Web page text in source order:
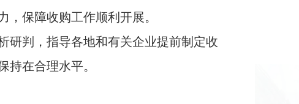
保障收购工作顺利开展。
研判，指导各地和有关企业提前制定收
持在合理水平。